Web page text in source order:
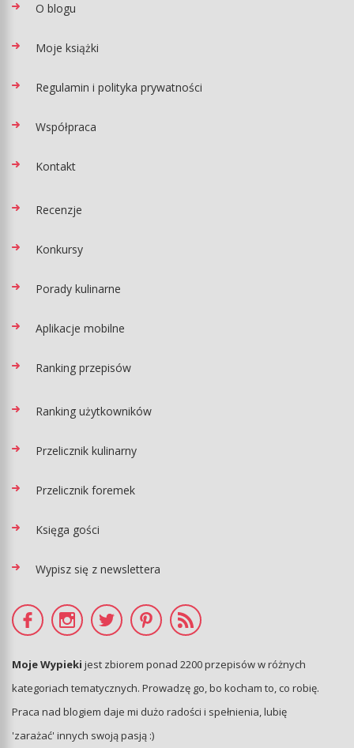
O blogu
Moje książki
Regulamin i polityka prywatności
Współpraca
Kontakt
Recenzje
Konkursy
Porady kulinarne
Aplikacje mobilne
Ranking przepisów
Ranking użytkowników
Przelicznik kulinarny
Przelicznik foremek
Księga gości
Wypisz się z newslettera
Moje Wypieki jest zbiorem ponad 2200 przepisów w różnych
kategoriach tematycznych. Prowadzę go, bo kocham to, co robię.
Praca nad blogiem daje mi dużo radości i spełnienia, lubię
'zarażać' innych swoją pasją :)